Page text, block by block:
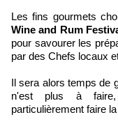
Les fins gourmets
Wine and Rum
pour savourer les
par des Chefs locaux
Il sera alors temps de
n'est plus à
particulièrement faire